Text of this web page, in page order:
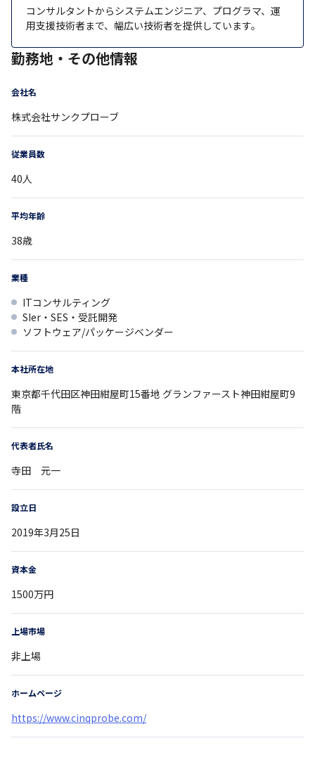
コンサルタントからシステムエンジニア、プログラマ、運
用支援技術者まで、幅広い技術者を提供しています。
勤務地・その他情報
会社名
株式会社サンクプローブ
従業員数
40人
平均年齢
38歳
業種
ITコンサルティング
SIer・SES・受託開発
ソフトウェア/パッケージベンダー
本社所在地
東京都千代田区神田紺屋町15番地 グランファースト神田紺屋町9
階
代表者氏名
寺田 元一
設立日
2019年3月25日
資本金
1500万円
上場市場
非上場
ホームページ
https://www.cinqprobe.com/